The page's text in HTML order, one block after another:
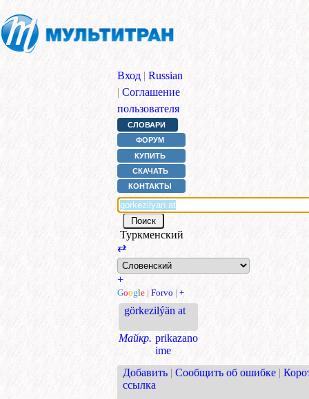
Вход | Russian
| Соглашение
пользователя
СЛОВАРИ
ФОРУМ
КУПИТЬ
СКАЧАТЬ
КОНТАКТЫ
Туркменский
⇄
+
Google | Forvo | +
görkezilýän at
Майкр. prikazano
ime
Добавить | Сообщить об ошибке |
ссылка